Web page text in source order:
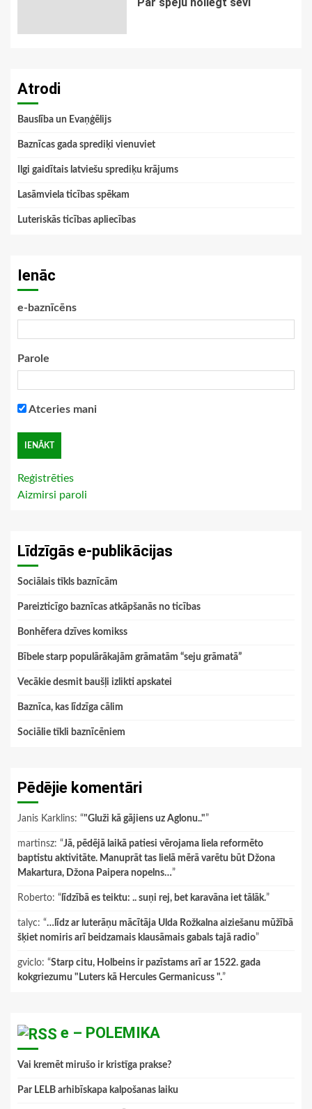
Par spēju noliegt sevi
Atrodi
Bauslība un Evaņģēlijs
Baznīcas gada sprediķi vienuviet
Ilgi gaidītais latviešu sprediķu krājums
Lasāmviela ticības spēkam
Luteriskās ticības apliecības
Ienāc
e-baznīcēns
Parole
Atceries mani
Reģistrēties
Aizmirsi paroli
Līdzīgās e-publikācijas
Sociālais tīkls baznīcām
Pareizticīgo baznīcas atkāpšanās no ticības
Bonhēfera dzīves komikss
Bībele starp populārākajām grāmatām “seju grāmatā”
Vecākie desmit baušļi izlikti apskatei
Baznīca, kas līdzīga cālim
Sociālie tīkli baznīcēniem
Pēdējie komentāri
Janis Karklins: “"Gluži kā gājiens uz Aglonu.."”
martinsz: “Jā, pēdējā laikā patiesi vērojama liela reformēto
baptistu aktivitāte. Manuprāt tas lielā mērā varētu būt Džona
Makartura, Džona Paipera nopelns…”
Roberto: “ līdzībā es teiktu: .. suņi rej, bet karavāna iet tālāk.”
talyc: “…līdz ar luterāņu mācītāja Ulda Rožkalna aiziešanu mūžībā
šķiet nomiris arī beidzamais klausāmais gabals tajā radio”
gviclo: “Starp citu, Holbeins ir pazīstams arī ar 1522. gada
kokgriezumu "Luters kā Hercules Germanicuss ".”
e – POLEMIKA
Vai kremēt mirušo ir kristīga prakse?
Par LELB arhibīskapa kalpošanas laiku